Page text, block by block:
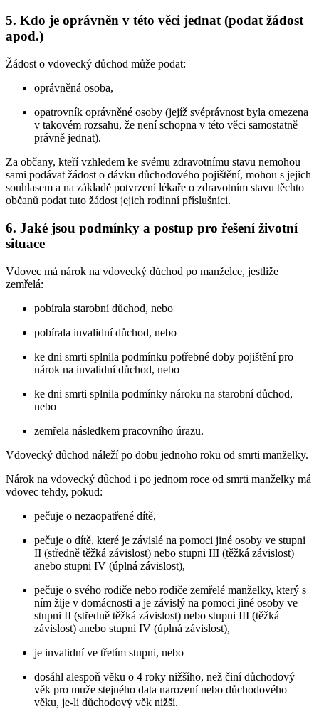
5. Kdo je oprávněn v této věci jednat (podat žádost
apod.)
Žádost o vdovecký důchod může podat:
oprávněná osoba,
opatrovník oprávněné osoby (jejíž svéprávnost byla omezena
v takovém rozsahu, že není schopna v této věci samostatně
právně jednat).
Za občany, kteří vzhledem ke svému zdravotnímu stavu nemohou
sami podávat žádost o dávku důchodového pojištění, mohou s jejich
souhlasem a na základě potvrzení lékaře o zdravotním stavu těchto
občanů podat tuto žádost jejich rodinní příslušníci.
6. Jaké jsou podmínky a postup pro řešení životní
situace
Vdovec má nárok na vdovecký důchod po manželce, jestliže
zemřelá:
pobírala starobní důchod, nebo
pobírala invalidní důchod, nebo
ke dni smrti splnila podmínku potřebné doby pojištění pro
nárok na invalidní důchod, nebo
ke dni smrti splnila podmínky nároku na starobní důchod,
nebo
zemřela následkem pracovního úrazu.
Vdovecký důchod náleží po dobu jednoho roku od smrti manželky.
Nárok na vdovecký důchod i po jednom roce od smrti manželky má
vdovec tehdy, pokud:
pečuje o nezaopatřené dítě,
pečuje o dítě, které je závislé na pomoci jiné osoby ve stupni
II (středně těžká závislost) nebo stupni III (těžká závislost)
anebo stupni IV (úplná závislost),
pečuje o svého rodiče nebo rodiče zemřelé manželky, který s
ním žije v domácnosti a je závislý na pomoci jiné osoby ve
stupni II (středně těžká závislost) nebo stupni III (těžká
závislost) anebo stupni IV (úplná závislost),
je invalidní ve třetím stupni, nebo
dosáhl alespoň věku o 4 roky nižšího, než činí důchodový
věk pro muže stejného data narození nebo důchodového
věku, je-li důchodový věk nižší.